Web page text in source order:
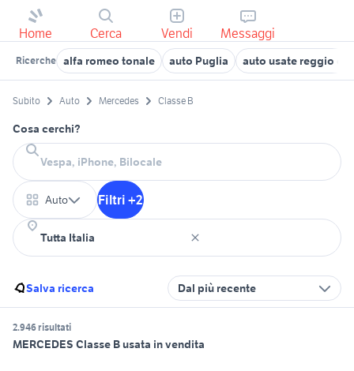
Home Cerca Vendi Messaggi
Ricerche alfa romeo tonale auto Puglia auto usate reggio
Subito Auto Mercedes Classe B
Cosa cerchi?
Auto Filtri +2
Salva ricerca Dal più recente
2.946 risultati
MERCEDES Classe B usata in vendita